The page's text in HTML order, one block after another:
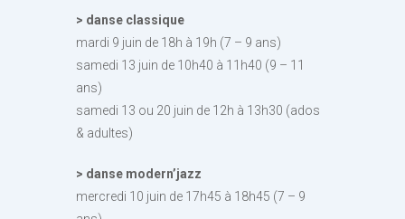
> danse classique
mardi 9 juin de 18h à 19h (7 – 9 ans)
samedi 13 juin de 10h40 à 11h40 (9 – 11
ans)
samedi 13 ou 20 juin de 12h à 13h30 (ados
& adultes)
> danse modern’jazz
mercredi 10 juin de 17h45 à 18h45 (7 – 9